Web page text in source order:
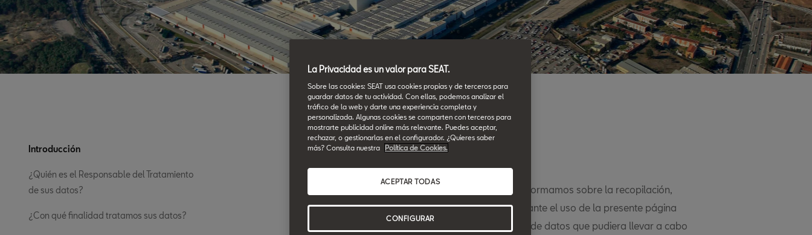
Introducción
¿Quién es el Responsable del Tratamiento
de sus datos?
¿Con qué finalidad tratamos sus datos?
Introducción
Mediante la presente Política de Privacidad, le informamos sobre la recopilación,
tratamiento y uso de sus datos personales mediante el uso de la presente página
web, así como respecto al resto de tratamientos de datos que pudiera llevar a cabo
La Privacidad es un valor para SEAT.
Sobre las cookies: SEAT usa cookies propias y de terceros para
guardar datos de tu actividad. Con ellas, podemos analizar el
tráfico de la web y darte una experiencia completa y
personalizada. Algunas cookies se comparten con terceros para
mostrarte publicidad online más relevante. Puedes aceptar,
rechazar, o gestionarlas en el configurador. ¿Quieres saber
más? Consulta nuestra
Política de Cookies.
ACEPTAR TODAS
CONFIGURAR